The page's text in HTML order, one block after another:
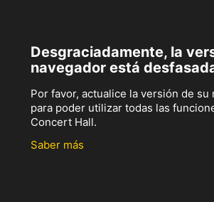
Desgraciadamente, la
navegador está
Por favor, actualice la versión de su
para poder utilizar todas las
Concert Hall.
Saber más